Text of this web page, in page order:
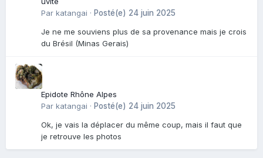
Par katangai · Posté(e) 24 juin 2025
Je ne me souviens plus de sa provenance mais je crois
du Brésil (Minas Gerais)
Epidote Rhône Alpes
Par katangai · Posté(e) 24 juin 2025
Ok, je vais la déplacer du même coup, mais il faut que
je retrouve les photos